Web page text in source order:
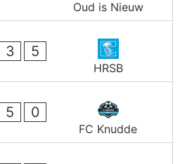
Oud is Nieuw
3 5
HRSB
5 0
FC Knudde